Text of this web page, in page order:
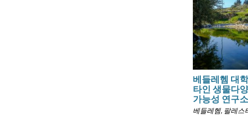
베들레헴 대
타인 생물다
가능성 연구소
베들레헴, 팔레스